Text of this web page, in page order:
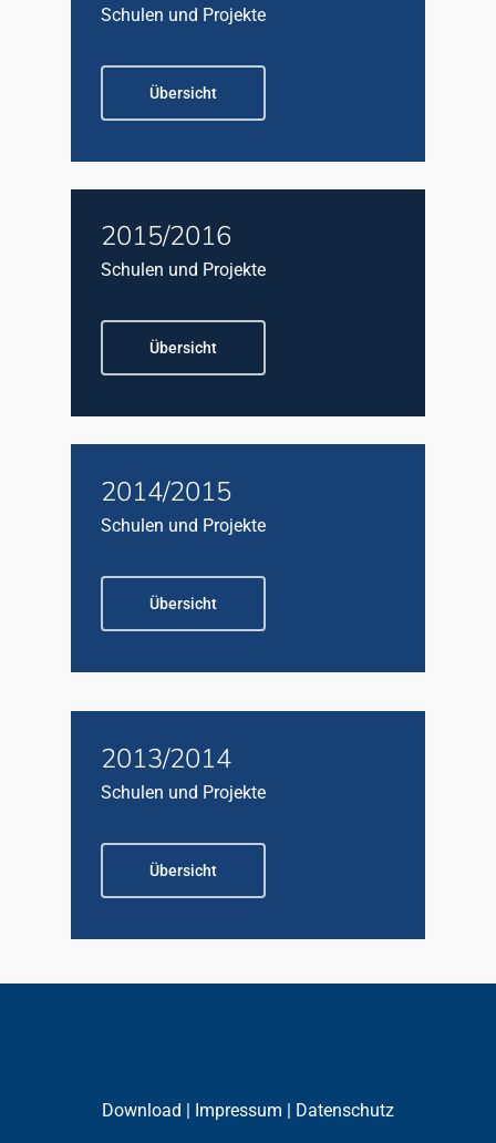
Schulen und Projekte
Übersicht
2015/2016
Schulen und Projekte
Übersicht
2014/2015
Schulen und Projekte
Übersicht
2013/2014
Schulen und Projekte
Übersicht
Download | Impressum | Datenschutz